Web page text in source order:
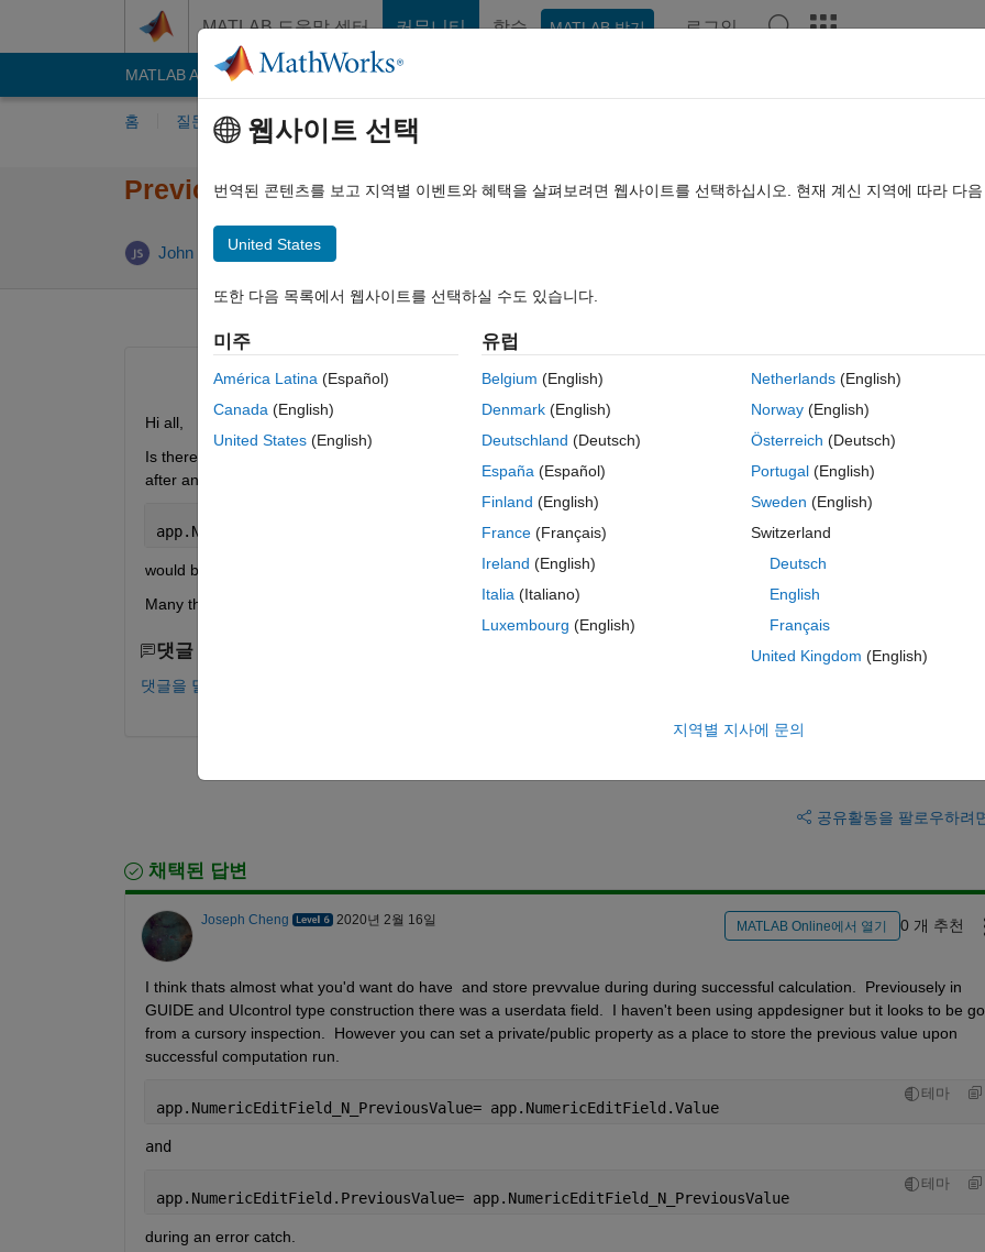
MATLAB 도움말 센터 커뮤니티 학습 MATLAB 받기 로그인
MATLAB Answers File Exchange
홈 질문하기 답변하기 찾아보기
Previous Value of Numeric Edit Field
John Smith 2020 2월 16
MATLAB Online에서 열기 0 개 추천
Hi all,
Is there a quick way to reference the previous value of an App Deigner numeric edit field? This is in order to reset the
after an error dialog has been shown. Something like
app.NumericEditField.Value = app.NumericEditField.PreviousValue
would be ideal.
Many thanks.
댓글 수: 0
댓글을 달려면 로그인하십시오.
공유활동을 팔로우하려
채택된 답변
Joseph Cheng 2020년 2월 16일 MATLAB Online에서 열기 0 개 추천
I think thats almost what you'd want do have  and store prevvalue during during successful calculation.  Previousely in
GUIDE and UIcontrol type construction there was a userdata field.  I haven't been using appdesigner but it looks to be
from a cursory inspection.  However you can set a private/public property as a place to store the previous value upon
successful computation run.
테마
app.NumericEditField_N_PreviousValue= app.NumericEditField.Value
and
테마
app.NumericEditField.PreviousValue= app.NumericEditField_N_PreviousValue
during an error catch.
웹사이트 선택
번역된 콘텐츠를 보고 지역별 이벤트와 혜택을 살펴보려면 웹사이트를 선택하십시오. 현재 계신 지역에 따라 다
United States
또한 다음 목록에서 웹사이트를 선택하실 수도 있습니다.
미주
América Latina (Español)
Canada (English)
United States (English)
유럽
Belgium (English)
Denmark (English)
Deutschland (Deutsch)
España (Español)
Finland (English)
France (Français)
Ireland (English)
Italia (Italiano)
Luxembourg (English)
Netherlands(English)
Norway(English)
Österreich (Deutsch)
Portugal(English)
Sweden (English)
Switzerland
Deutsch
English
Français
United Kingdom (English)
지역별 지사에 문의